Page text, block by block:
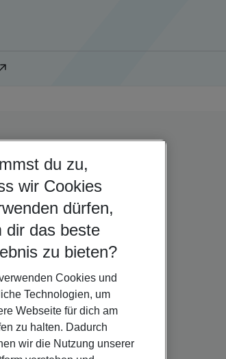
du zu,
wir Cookies
dürfen,
dir das beste
zu bieten?
Cookies und
Technologien, um
Webseite für dich am
zu halten. Dadurch
wir die Nutzung unserer